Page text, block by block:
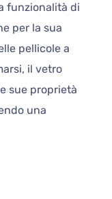
funzionalità di
per la sua
pellicole a
il vetro
sue proprietà
una